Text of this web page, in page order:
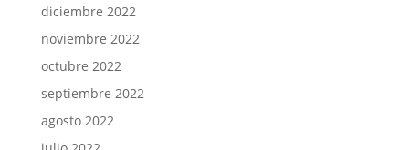
diciembre 2022
noviembre 2022
octubre 2022
septiembre 2022
agosto 2022